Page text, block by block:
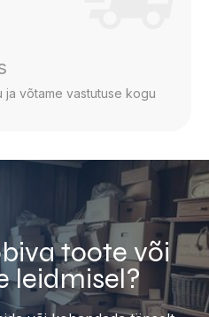
ja võtame vastutuse kogu
toote või
leidmisel?